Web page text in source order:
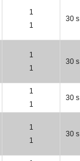
1
1
30 s
1
1
30 s
1
1
30 s
1
1
30 s